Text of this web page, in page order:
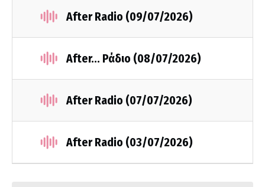
After Radio (09/07/2026)
After... Ράδιο (08/07/2026)
After Radio (07/07/2026)
After Radio (03/07/2026)